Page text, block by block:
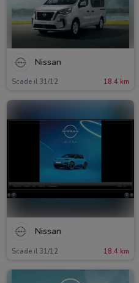
Nissan
Scade il 31/12 18.4 km
Nissan
Scade il 31/12 18.4 km